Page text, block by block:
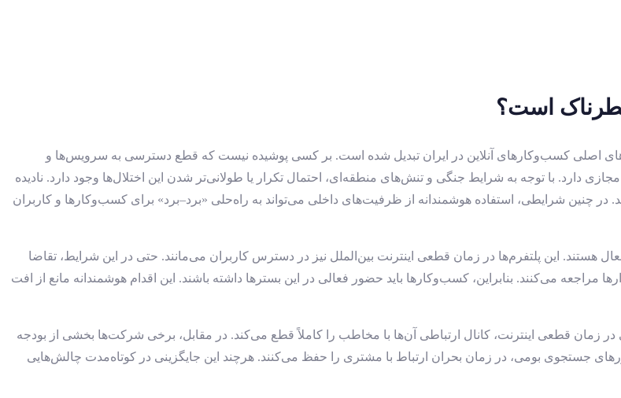
خطرناک است؟
اصلی کسب‌وکارهای آنلاین در ایران تبدیل شده است. بر کسی پوشیده نیست که قطع دسترسی به سرویس‌ها و
دارد. با توجه به شرایط جنگی و تنش‌های منطقه‌ای، احتمال تکرار یا طولانی‌تر شدن این اختلال‌ها وجود دارد. نادیده
در چنین شرایطی، استفاده هوشمندانه از ظرفیت‌های داخلی می‌تواند به راه‌حلی «برد–برد» برای کسب‌وکارها و کاربران
این پلتفرم‌ها در زمان قطعی اینترنت بین‌الملل نیز در دسترس کاربران می‌مانند. حتی در این شرایط، تقاضا
مراجعه می‌کنند. بنابراین، کسب‌وکارها باید حضور فعالی در این بسترها داشته باشند. این اقدام هوشمندانه مانع از افت
در زمان قطعی اینترنت، کانال ارتباطی آن‌ها با مخاطب را کاملاً قطع می‌کند. در مقابل، برخی شرکت‌ها بخشی از بودجه
جستجوی بومی، در زمان بحران ارتباط با مشتری را حفظ می‌کنند. هرچند این جایگزینی در کوتاه‌مدت چالش‌هایی